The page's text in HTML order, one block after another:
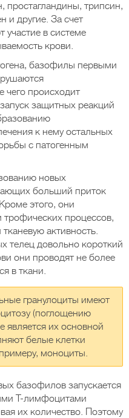
простагландины, трипсин,
и другие. За счет
в системе
крови.
базофилы первыми
чего происходит
защитных реакций
к нему остальных
с патогенным
новых
больший приток
этого, они
трофических процессов,
активность.
телец довольно короткий
они проводят не более
в ткани.
гранулоциты имеют
(поглощению
является их основной
белые клетки
моноциты.
базофилов запускается
Т-лимфоцитами
их количество. Поэтому